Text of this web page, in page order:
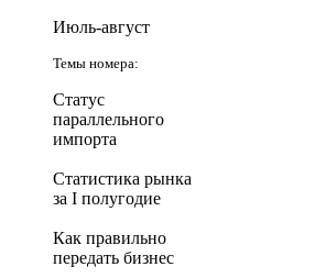
Июль-август
Темы номера:
Статус
параллельного
импорта
Статистика рынка
за I полугодие
Как правильно
передать бизнес